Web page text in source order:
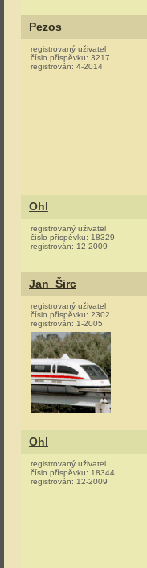
Pezos
registrovaný uživatel
číslo příspěvku: 3217
registrován: 4-2014
Ohl
registrovaný uživatel
číslo příspěvku: 18329
registrován: 12-2009
Jan_Širc
registrovaný uživatel
číslo příspěvku: 2302
registrován: 1-2005
Ohl
registrovaný uživatel
číslo příspěvku: 18344
registrován: 12-2009